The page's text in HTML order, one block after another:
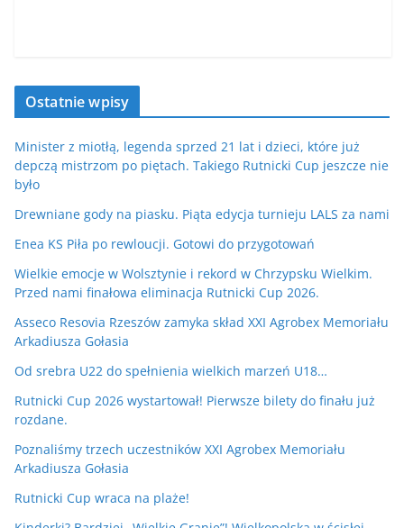
Ostatnie wpisy
Minister z miotłą, legenda sprzed 21 lat i dzieci, które już
depczą mistrzom po piętach. Takiego Rutnicki Cup jeszcze nie
było
Drewniane gody na piasku. Piąta edycja turnieju LALS za nami
Enea KS Piła po rewloucji. Gotowi do przygotowań
Wielkie emocje w Wolsztynie i rekord w Chrzypsku Wielkim.
Przed nami finałowa eliminacja Rutnicki Cup 2026.
Asseco Resovia Rzeszów zamyka skład XXI Agrobex Memoriału
Arkadiusza Gołasia
Od srebra U22 do spełnienia wielkich marzeń U18…
Rutnicki Cup 2026 wystartował! Pierwsze bilety do finału już
rozdane.
Poznaliśmy trzech uczestników XXI Agrobex Memoriału
Arkadiusza Gołasia
Rutnicki Cup wraca na plaże!